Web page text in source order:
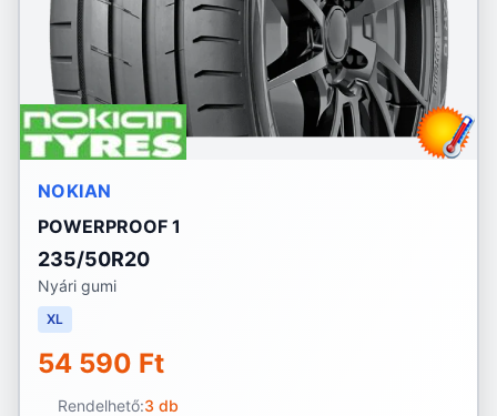
NOKIAN
POWERPROOF 1
235/50R20
Nyári gumi
XL
54 590 Ft
Rendelhető:3 db